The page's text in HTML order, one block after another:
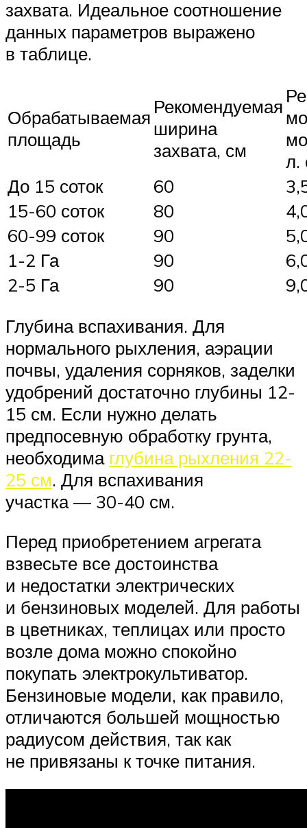
захвата. Идеальное соотношение
данных параметров выражено
в таблице.
Обрабатываемая
площадь
Рекомендуемая
ширина
захвата, см
л.
До 15 соток
60
15-60 соток
80
60-99 соток
90
1-2 Га
90
2-5 Га
90
Глубина вспахивания. Для
нормального рыхления, аэрации
почвы, удаления сорняков, заделки
удобрений достаточно глубины 12-
15 см. Если нужно делать
предпосевную обработку грунта,
необходима глубина рыхления 22-
25 см. Для вспахивания
участка — 30-40 см.
Перед приобретением агрегата
взвесьте все достоинства
и недостатки электрических
и бензиновых моделей. Для работы
в цветниках, теплицах или просто
возле дома можно спокойно
покупать электрокультиватор.
Бензиновые модели, как правило,
отличаются большей мощностью
радиусом действия, так как
не привязаны к точке питания.